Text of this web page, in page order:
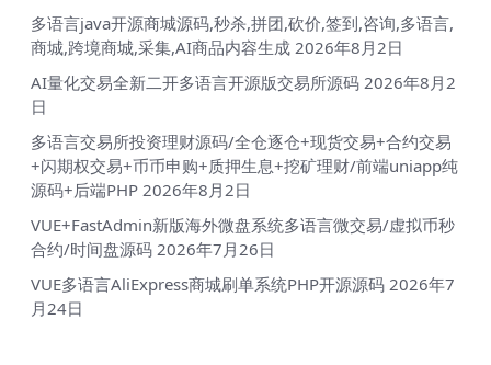
多语言java开源商城源码,秒杀,拼团,砍价,签到,咨询,多语言,
商城,跨境商城,采集,AI商品内容生成 2026年8月2日
AI量化交易全新二开多语言开源版交易所源码 2026年8月2
日
多语言交易所投资理财源码/全仓逐仓+现货交易+合约交易
+闪期权交易+币币申购+质押生息+挖矿理财/前端uniapp纯
源码+后端PHP 2026年8月2日
VUE+FastAdmin新版海外微盘系统多语言微交易/虚拟币秒
合约/时间盘源码 2026年7月26日
VUE多语言AliExpress商城刷单系统PHP开源源码 2026年7
月24日